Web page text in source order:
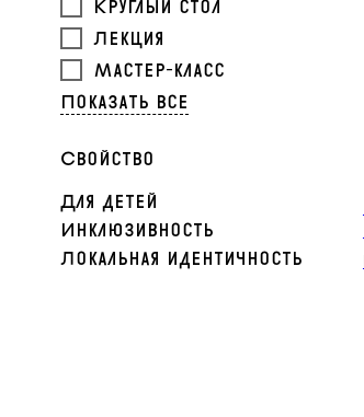
Круглый стол
Лекция
Мастер-класс
Показать все
Свойство
Для детей
Инклюзивность
Локальная идентичность